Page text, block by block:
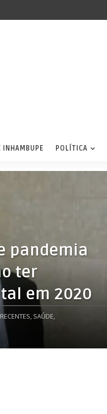
INHAMBUPE POLÍTICA
pandemia
ter
em 2020
RECENTES, SAÚDE,